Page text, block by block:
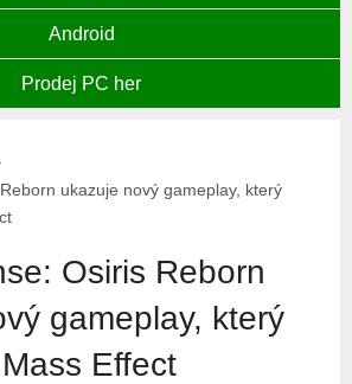
Android
Prodej PC her
ukazuje nový gameplay, který
Osiris Reborn
gameplay, který
Effect